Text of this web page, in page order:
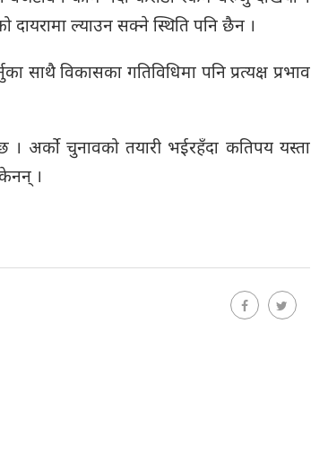
दायरामा ल्याउन सक्ने स्थिति पनि छैन ।
साथै विकासका गतिविधिमा पनि प्रत्यक्ष प्रभाव
अर्को चुनावको तयारी भईरहँदा कतिपय यस्ता
।